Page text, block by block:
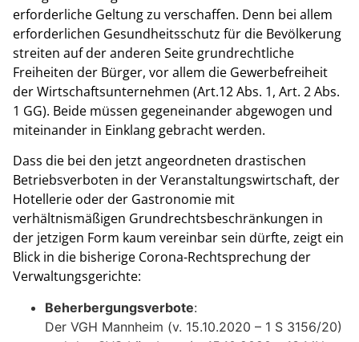
erforderliche Geltung zu verschaffen. Denn bei allem
erforderlichen Gesundheitsschutz für die Bevölkerung
streiten auf der anderen Seite grundrechtliche
Freiheiten der Bürger, vor allem die Gewerbefreiheit
der Wirtschaftsunternehmen (Art.12 Abs. 1, Art. 2 Abs.
1 GG). Beide müssen gegeneinander abgewogen und
miteinander in Einklang gebracht werden.
Dass die bei den jetzt angeordneten drastischen
Betriebsverboten in der Veranstaltungswirtschaft, der
Hotellerie oder der Gastronomie mit
verhältnismäßigen Grundrechtsbeschränkungen in
der jetzigen Form kaum vereinbar sein dürfte, zeigt ein
Blick in die bisherige Corona-Rechtsprechung der
Verwaltungsgerichte:
Beherbergungsverbote:
Der VGH Mannheim (v. 15.10.2020 – 1 S 3156/20)